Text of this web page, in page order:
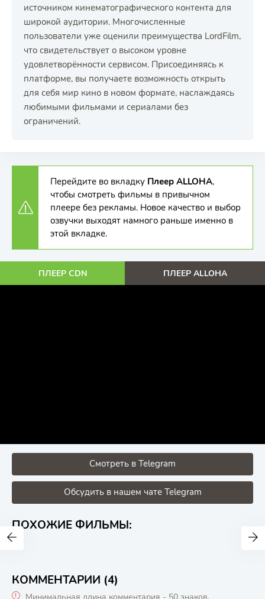
источником кинематографического контента для
широкой аудитории. Многочисленные
пользователи уже оценили преимущества LordFilm,
что свидетельствует о высоком уровне
удовлетворённости сервисом. Присоединяясь к
платформе, вы получаете возможность открыть
для себя мир кино в новом формате, наслаждаясь
любимыми фильмами и сериалами без
ограничений.
Перейдите во вкладку Плеер ALLOHA,
чтобы смотреть фильмы в привычном
плеере без рекламы. Новое качество и выбор
озвучки выходят намного раньше именно в
этой вкладке.
ПЛЕЕР CDN ПЛЕЕР ALLOHA
Смотреть в Telegram
Обсудить в нашем чате Telegram
ПОХОЖИЕ ФИЛЬМЫ:
КОММЕНТАРИИ (4)